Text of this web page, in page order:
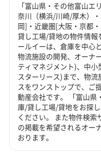
「富山県・その他富山
奈川（横浜/川崎/厚木）
岡]・近畿圏[大阪・京都
貸し工場/貸地の物件情報
ールイーは、倉庫を中心
物流施設の開発、オーナ
ティマネジメント)、中
スターリース)まで、物
スをワンストップで、ご
動産会社です。 「富山県
庫/貸し工場/貸地をお探
ください。 また物件検索
の掲載を希望されるオー
おります。